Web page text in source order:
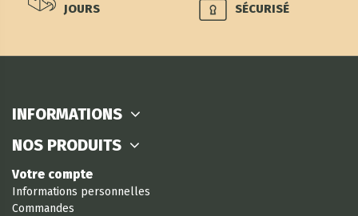
JOURS
SÉCURISÉ
INFORMATIONS
NOS PRODUITS
Votre compte
Informations personnelles
Commandes